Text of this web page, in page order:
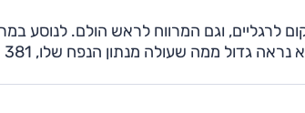
לרגליים, וגם המרווח לראש הולם. לנוסע
יהיה נוח. לתא מטען של פולקסווגן גולף מבנה שימושי עם רצפה כפולה והוא נראה גדול ממה שעולה מנתון הנפח שלו, 381